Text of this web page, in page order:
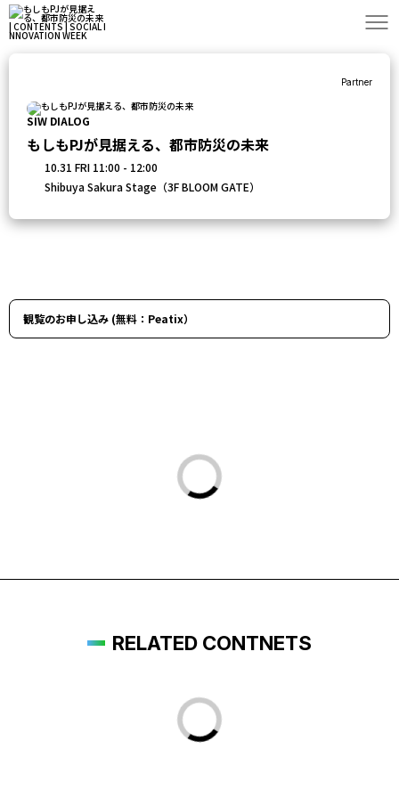
SIW DIALOG
もしもPJが見据える、都市防災の未来
10.31 FRI 11:00 - 12:00
Shibuya Sakura Stage（3F BLOOM GATE）
Partner
観覧のお申し込み (無料：Peatix）
RELATED CONTNETS